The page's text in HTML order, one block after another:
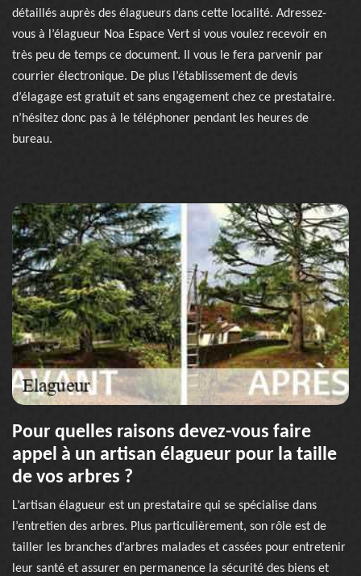
détaillés auprès des élagueurs dans cette localité. Adressez-
vous à l’élagueur Noa Espace Vert si vous voulez recevoir en
très peu de temps ce document. Il vous le fera parvenir par
courrier électronique. De plus l’établissement de devis
d’élagage est gratuit et sans engagement chez ce prestataire.
n’hésitez donc pas à le téléphoner pendant les heures de
bureau.
Pour quelles raisons devez-vous faire
appel à un artisan élagueur pour la taille
de vos arbres ?
L’artisan élagueur est un prestataire qui se spécialise dans
l’entretien des arbres. Plus particulièrement, son rôle est de
tailler les branches d’arbres malades et cassées pour entretenir
leur santé et assurer en permanence la sécurité des biens et